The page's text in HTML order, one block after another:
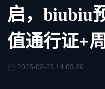
启，biubiu
值通行证+
2025-02-25 14:09:20